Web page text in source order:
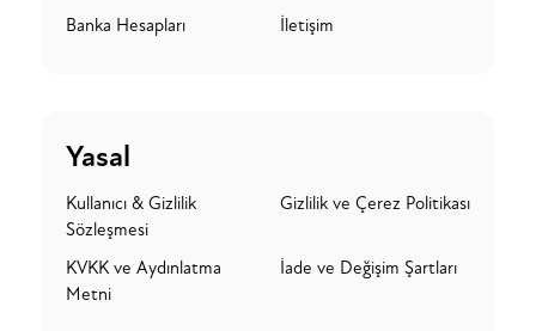
Banka Hesapları
İletişim
Yasal
Kullanıcı & Gizlilik
Sözleşmesi
Gizlilik ve Çerez Politikası
KVKK ve Aydınlatma
Metni
İade ve Değişim Şartları